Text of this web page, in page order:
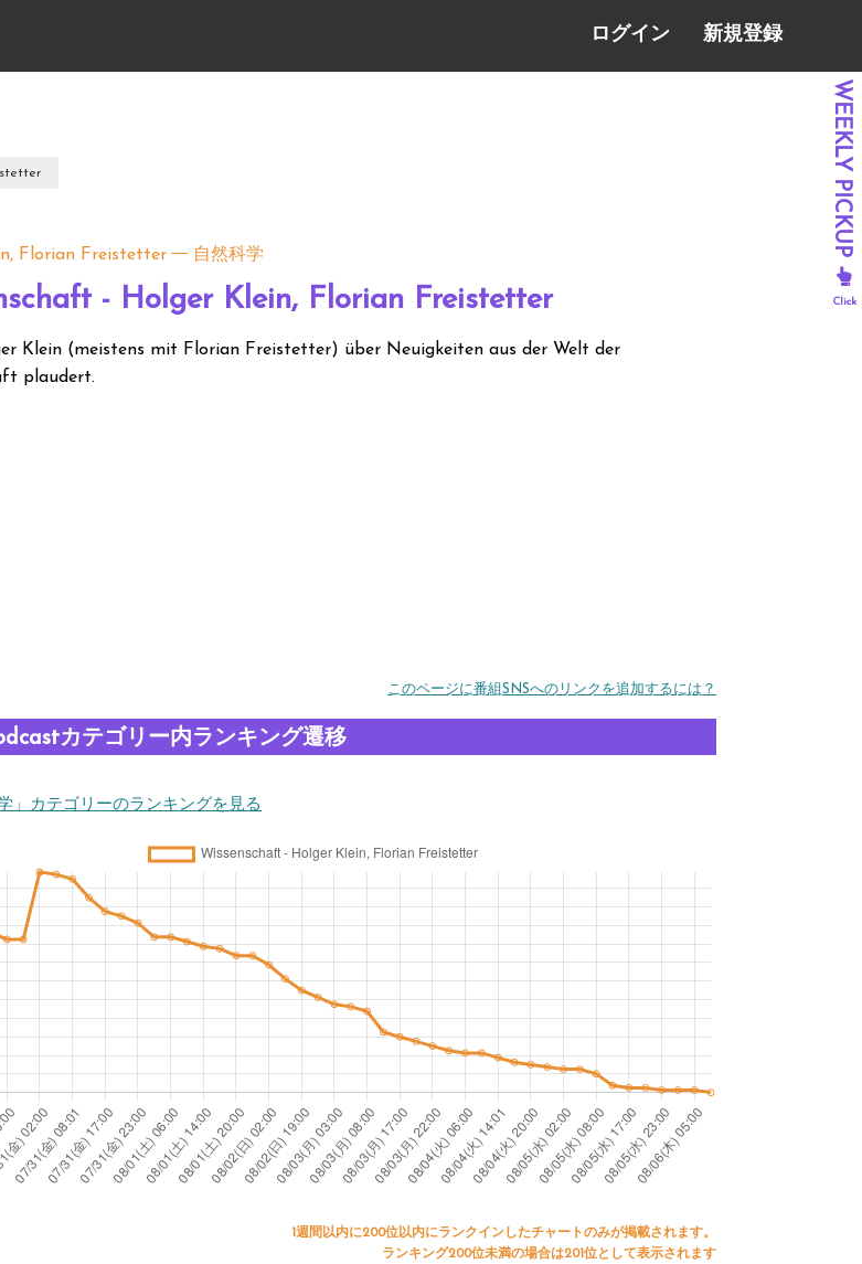
ログイン 新規登録
Florian Freistetter 自然科学
- Holger Klein, Florian Freistetter
Klein (meistens mit Florian Freistetter) über Neuigkeiten aus der Welt der
plaudert.
このページに番組SNSへのリンクを追加するには？
カテゴリー内ランキング遷移
」カテゴリーのランキングを見る
1週間以内に200位以内にランクインしたチャートのみが掲載されます。
ランキング200位未満の場合は201位として表示されます